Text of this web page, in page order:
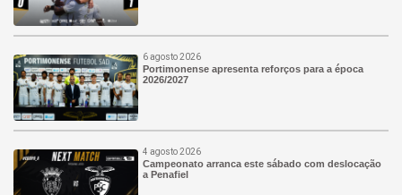
6 agosto 2026
Portimonense apresenta reforços para a época
2026/2027
4 agosto 2026
Campeonato arranca este sábado com deslocação
a Penafiel